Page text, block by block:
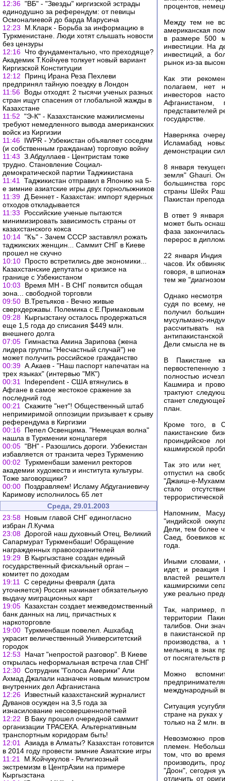
12:36 "ВБ" - "Звезды" киргизской эстрады
единодушно за референдум: от певицы
Осмоналиевой до барда Марусича
12:23
М.Кларк - Борьба за информацию в
Туркменистане. Люди хотят слышать новости
без цензуры
12:16 Что фундаментально, что преходяще?
Академик Т.Койчуев толкует новый вариант
Киргизской Конституции
12:12
Принц Ирана Реза Пехлеви
предпринял тайную поездку в Лондон
11:56 Воды отходят. 2 тысячи ученых разных
стран ищут спасения от глобальной жажды в
Казахстане
11:52 "Э-К" - Казахстанские мажилисмены
требуют немедленного вывода американских
войск из Киргизии
11:46 IWPR - Узбекистан объявляет соседям
(и собственным гражданам) торговую войну
11:43 З.Абдуллаев - Центристам тоже
трудно. Становление Социал-
демократической партии Таджикистана
11:41
Таджикистан отправил в Японию на 5-
е зимние азиатские игры двух горнолыжников
11:39 Д.Беннет - Казахстан: импорт ядерных
отходов откладывается
11:33
Российские ученые пытаются
минимизировать зависимость страны от
казахстанского кокса
10:14 "Къ" - Зачем СССР заставлял рожать
таджикских женщин... Саммит СНГ в Киеве
прошел не скучно
10:10 Просто встретились две экономики...
Казахстанские депутаты о кризисе на
границе с Узбекистаном
10:03
Время МН - В СНГ появится общая
зона... свободной торговли
09:50 В.Третьяков - Вечно живые
сверхдержавы. Полемика с Е.Примаковым
09:28 Кыргызстану осталось продержаться
еще 1,5 года до списания $449 млн.
внешнего долга
07:05 Гимнастка Амина Зарипова (жена
лидера группы "Несчастный случай") не
может получить российское гражданство
00:39 А.Акаев - "Наш паспорт напечатан на
трех языках" (интервью "МК")
00:31
Independent - США втянулись в
Афгане в самое жестокое сражение за
последний год
00:21
Скажите "нет"! Общественный штаб
непримиримой оппозиции призывает к срыву
референдума в Киргизии
00:16 Пепел Освенцима. "Немецкая волна"
нашла в Туркмении концлагеря
00:05 "ВН" - Разошлись дороги. Узбекистан
избавляется от транзита через Туркмению
00:02 Туркменбаши заменил ректоров
академии художеств и института культуры.
Тоже заговорщики?
00:00 Поздравляем! Исламу Абдуганиевичу
Каримову исполнилось 65 лет
Среда, 29.01.2003
23:58 Новым главой СНГ единогласно
избран Л.Кучма
23:08 Дорогой наш духовный Отец, Великий
Сапармурат Туркменбаши! Обращение
награжденных правоохранителей
19:29 В Кыргызстане создан единый
государственный фискальный орган –
комитет по доходам
19:11
С середины февраля (дата
уточняется) Россия начинает обязательную
выдачу миграционных карт
19:05 Казахстан создает межведомственный
банк данных на лиц, причастных к
наркоторговле
19:00 Туркменбаши повелел. Ашхабад
украсит величественный Университетский
городок
12:53
Начат "непростой разговор". В Киеве
открылась неформальная встреча глав СНГ
12:30 Сотрудник "Голоса Америки" Али
Ахмад Джалали назначен новым министром
внутренних дел Афганистана
12:26 Известный казахстанский журналист
Дуванов осужден на 3,5 года за
изнасилование несовершеннолетней
12:22
В Баку прошел очередной саммит
организации ТРАСЕКА. Альтернативным
транспортным коридорам быть!
12:01
Азиада в Алматы? Казахстан готовится
в 2014 году провести зимние Азиатские игры
11:21
М.Койчукулов - Религиозный
экстремизм в ЦентрАзии на примере
Кыргызстана
процентов,
Между тем не
американская
в размере 500
инвестиции. На
инвестиций, а
рынок из-за
Как эти
полагаем, нет
инвесторов
представителей
государстве.
Наверняка
Исламабад
демонстрации
8 января
земля" Ghauri.
большинства
страны Шейх
Пакистан
В ответ 9
может быть
фаза
перерос в
22 января Индия
часов. Их
говоря, в
тем же
Однако несмотря
судя по всему,
получил
мусульмано-
рассчитывать
Дели смысла не
В Пакистане
первостепенную
полностью
Кашмира и
трактуют
станет
план.
Кроме того, в
пакистанские
проиндийское
кашмирской
Так это или
отпустил на
"Джаиш-е-
стало
Напомним,
"индийской
Дели, тем более
Саед, боевиков
года.
Иными словами,
идет, и реакция
властей
кашмирскими
уже реально
Так, например,
территории
талибов. Они
в пакистанской
производства,
мельниц в знак
от посягательств
Можно
международный
Ситуация
стране на руках
только на 2 млн.
Невозможно
племен.
том, что во
производить,
"Доон", сегодня
отличить от